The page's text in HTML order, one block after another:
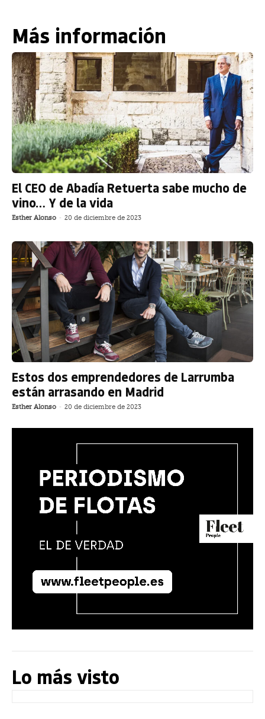
Más información
El CEO de Abadía Retuerta sabe mucho de
vino… Y de la vida
Esther Alonso - 20 de diciembre de 2023
Estos dos emprendedores de Larrumba
están arrasando en Madrid
Esther Alonso - 20 de diciembre de 2023
Lo más visto